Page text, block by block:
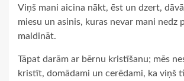
Viņš mani aicina nākt, ēst un dzert,
miesu un asinis, kuras nevar mani nedz
maldināt.
Tāpat darām ar bērnu kristīšanu; mēs
kristīt, domādami un cerēdami, ka viņš